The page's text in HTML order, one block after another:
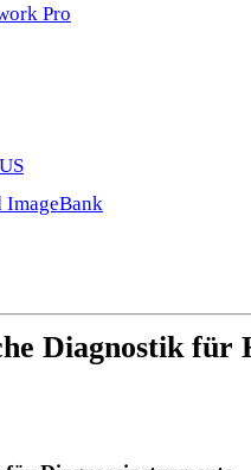
Pro
ImageBank
Diagnostik für